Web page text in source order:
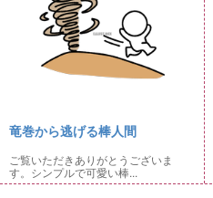
竜巻から逃げる棒人間
ご覧いただきありがとうございま
す。シンプルで可愛い棒...